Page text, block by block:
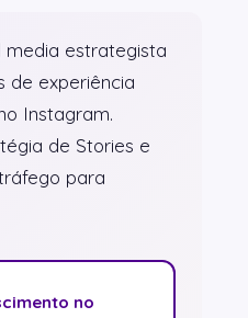
media estrategista
de experiência
Instagram.
de Stories e
para
no